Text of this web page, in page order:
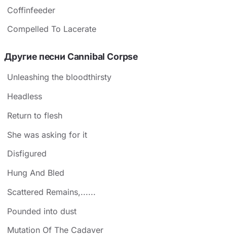
Coffinfeeder
Compelled To Lacerate
Другие песни Cannibal Corpse
Unleashing the bloodthirsty
Headless
Return to flesh
She was asking for it
Disfigured
Hung And Bled
Scattered Remains,......
Pounded into dust
Mutation Of The Cadaver